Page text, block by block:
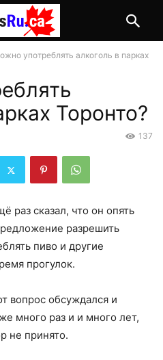
употреблять алкоголь в парках
Торонто?
137
раз сказал, что он опять
разрешить
пиво и другие
прогулок.
вопрос обсуждался и
много раз и и много лет,
не принято.